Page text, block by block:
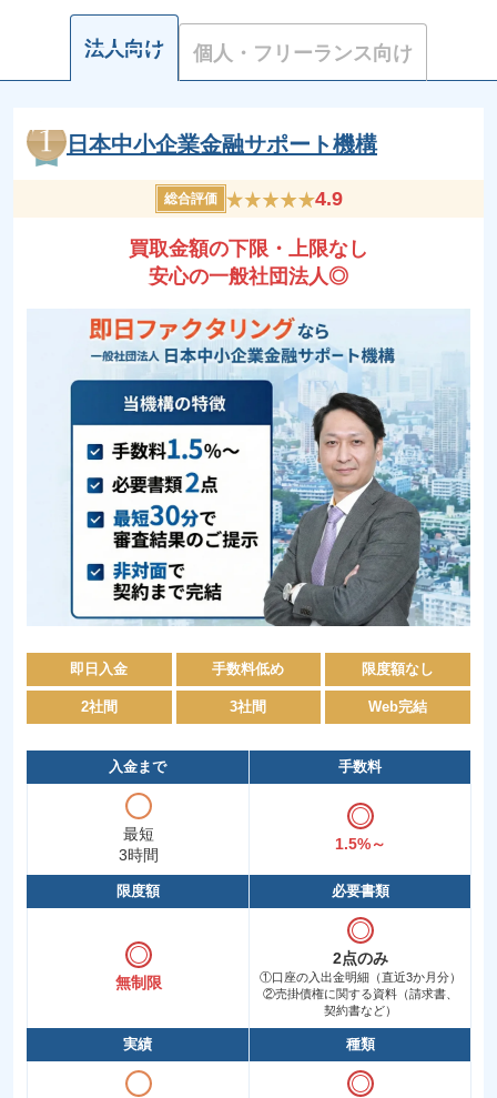
法人向け 個人・フリーランス向け
日本中小企業金融サポート機構
総合評価 4.9
買取金額の下限・上限なし
安心の一般社団法人◎
即日入金 手数料低め 限度額なし
2社間 3社間 Web完結
入金まで 手数料
最短
3時間
1.5%～
限度額 必要書類
無制限
2点のみ
①口座の入出金明細（直近3か月分）
②売掛債権に関する資料（請求書、
契約書など）
実績 種類